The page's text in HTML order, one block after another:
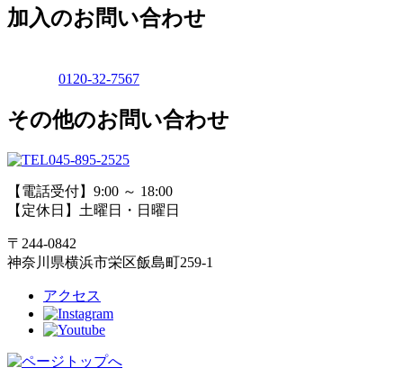
加入のお問い合わせ
0120-32-7567
その他のお問い合わせ
045-895-2525
【電話受付】9:00 ～ 18:00
【定休日】土曜日・日曜日
〒244-0842
神奈川県横浜市栄区飯島町259-1
アクセス